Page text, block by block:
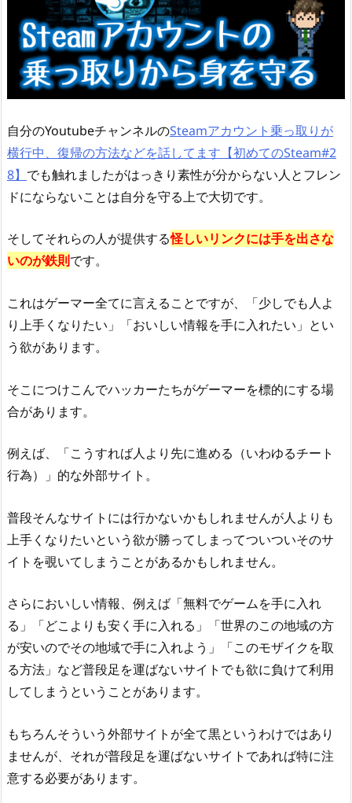
自分のYoutubeチャンネルのSteamアカウント乗っ取りが
横行中、復帰の方法などを話してます【初めてのSteam#2
8】 でも触れましたがはっきり素性が分からない人とフレン
ドにならないことは自分を守る上で大切です。
そしてそれらの人が提供する怪しいリンクには手を出さな
いのが鉄則です。
これはゲーマー全てに言えることですが、「少しでも人よ
り上手くなりたい」「おいしい情報を手に入れたい」とい
う欲があります。
そこにつけこんでハッカーたちがゲーマーを標的にする場
合があります。
例えば、「こうすれば人より先に進める（いわゆるチート
行為）」的な外部サイト。
普段そんなサイトには行かないかもしれませんが人よりも
上手くなりたいという欲が勝ってしまってついついそのサ
イトを覗いてしまうことがあるかもしれません。
さらにおいしい情報、例えば「無料でゲームを手に入れ
る」「どこよりも安く手に入れる」「世界のこの地域の方
が安いのでその地域で手に入れよう」「このモザイクを取
る方法」など普段足を運ばないサイトでも欲に負けて利用
してしまうということがあります。
もちろんそういう外部サイトが全て黒というわけではあり
ませんが、それが普段足を運ばないサイトであれば特に注
意する必要があります。